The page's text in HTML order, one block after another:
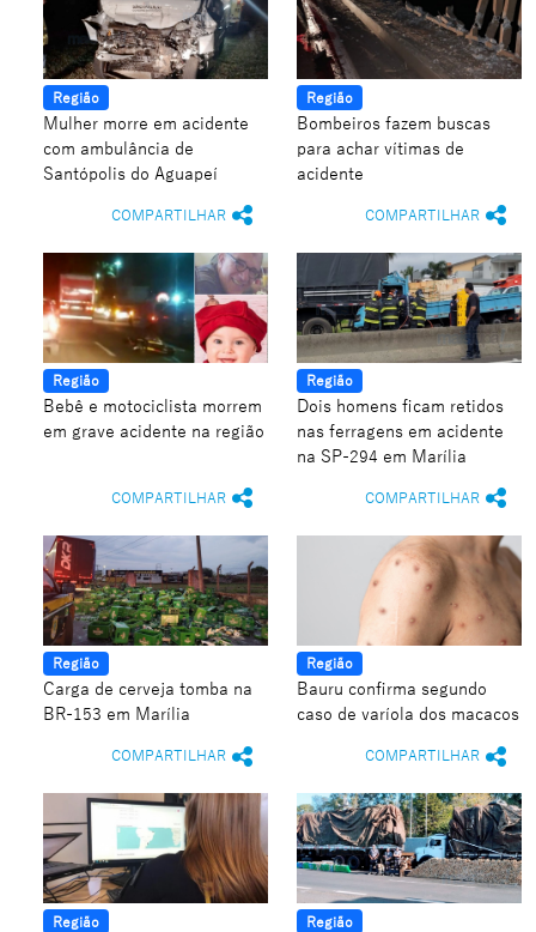
Região
Mulher morre em acidente
com ambulância de
Santópolis do Aguapeí
COMPARTILHAR
Região
Bombeiros fazem buscas
para achar vítimas de
acidente
COMPARTILHAR
Região
Bebê e motociclista morrem
em grave acidente na região
COMPARTILHAR
Região
Dois homens ficam retidos
nas ferragens em acidente
na SP-294 em Marília
COMPARTILHAR
Região
Carga de cerveja tomba na
BR-153 em Marília
COMPARTILHAR
Região
Bauru confirma segundo
caso de varíola dos macacos
COMPARTILHAR
Região Região